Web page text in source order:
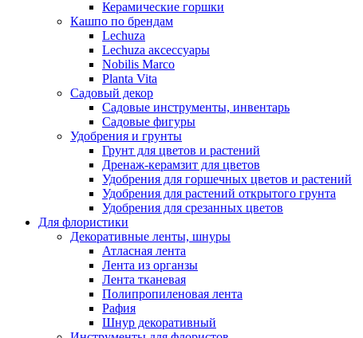
Керамические горшки
Кашпо по брендам
Lechuza
Lechuza аксессуары
Nobilis Marco
Planta Vita
Садовый декор
Садовые инструменты, инвентарь
Садовые фигуры
Удобрения и грунты
Грунт для цветов и растений
Дренаж-керамзит для цветов
Удобрения для горшечных цветов и растений
Удобрения для растений открытого грунта
Удобрения для срезанных цветов
Для флористики
Декоративные ленты, шнуры
Атласная лента
Лента из органзы
Лента тканевая
Полипропиленовая лента
Рафия
Шнур декоративный